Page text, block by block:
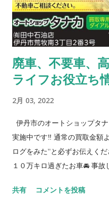
入されたお客様には、 消耗
レート、エアコンフィールタ
（車両購入時のみ） 【安心 ⑤
客様には、当社自慢の整備、
どんお申し付け下さい。
コ等 🔴ご紹介プレゼント🔴
が当店のお車をご購入された
ます‼ （当店でお車をご購
典） 🔴中古車販売に対する
に挑戦】 当社は軽自動車、
としており10年ほど経過した
います。 10年経ったお車を
廃車、不要車、
ライフお役立ち
2月 03, 2022
伊丹市のオートショップタ
実施中です‼️ 通常の買取金額
ログをみた”と必ずお伝えく
１０万キロ過ぎたお車🚘 事
お考えのお車🚘 次の税金払
共有 コメントを投稿